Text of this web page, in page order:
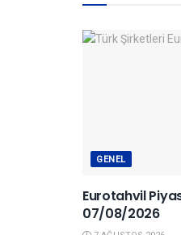
GENEL
Eurotahvil
07/08/2026